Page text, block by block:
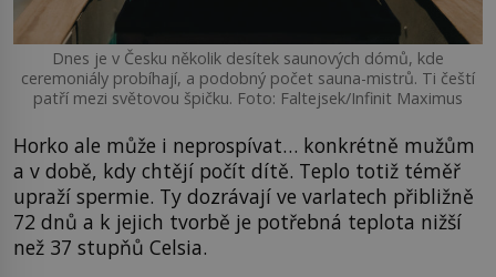
Dnes je v Česku několik desítek saunových dómů, kde
ceremoniály probíhají, a podobný počet sauna-mistrů. Ti čeští
patří mezi světovou špičku. Foto: Faltejsek/Infinit Maximus
Horko ale může i neprospívat… konkrétně mužům
a v době, kdy chtějí počít dítě. Teplo totiž téměř
upraží spermie. Ty dozrávají ve varlatech přibližně
72 dnů a k jejich tvorbě je potřebná teplota nižší
než 37 stupňů Celsia.